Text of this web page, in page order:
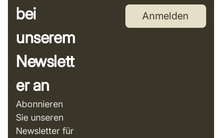
bei
unserem
Newslett
er an
Abonnieren
Sie unseren
Newsletter für
Anmelden